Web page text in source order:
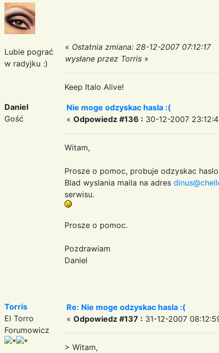
Lubie pograć
w radyjku :)
« Ostatnia zmiana: 28-12-2007 07:12:17
wysłane przez Torris »
Keep Italo Alive!
Daniel
Gość
Nie moge odzyskac hasla :(
« Odpowiedz #136 : 30-12-2007
Witam,
Prosze o pomoc, probuje odzyskac
Blad wyslania maila na adres
serwisu.
Prosze o pomoc.
Pozdrawiam
Daniel
Torris
El Torro
Forumowicz
Re: Nie moge odzyskac hasla :(
« Odpowiedz #137 : 31-12-2007
> Witam,